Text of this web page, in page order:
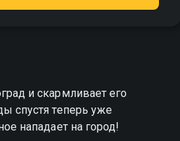
и скармливает его
спустя теперь уже
нападает на город!